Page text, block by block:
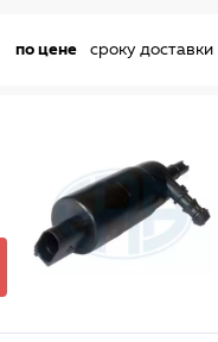
по цене сроку доставки